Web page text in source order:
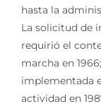
hasta la
La solicitud de
requirió el
marcha en
implementada
actividad en